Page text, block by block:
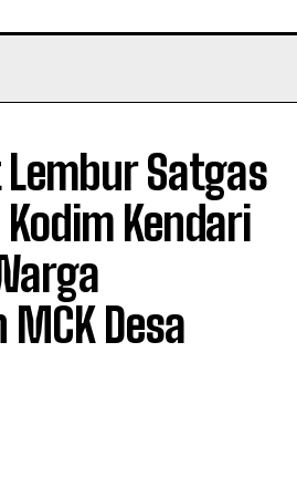
Satgas
Kendari
Desa